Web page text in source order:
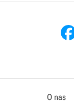
O nas